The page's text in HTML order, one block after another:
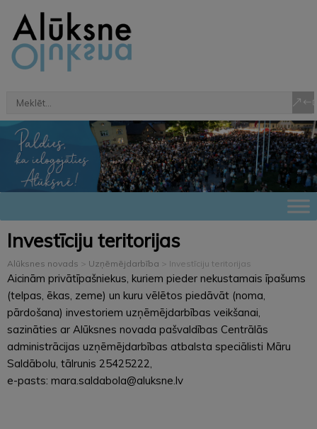
Investīciju teritorijas
Alūksnes novads > Uzņēmējdarbība > Investīciju teritorijas
Aicinām privātīpašniekus, kuriem pieder nekustamais īpašums
(telpas, ēkas, zeme) un kuru vēlētos piedāvāt (noma,
pārdošana) investoriem uzņēmējdarbības veikšanai,
sazināties ar Alūksnes novada pašvaldības Centrālās
administrācijas uzņēmējdarbības atbalsta speciālisti Māru
Saldābolu, tālrunis 25425222,
e-pasts: mara.saldabola@aluksne.lv